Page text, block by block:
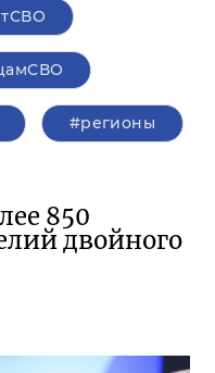
#регионы
850
двойного